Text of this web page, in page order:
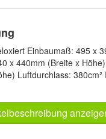
Einbaumaß: 495 x
x 440mm (Breite x
Luftdurchlass: